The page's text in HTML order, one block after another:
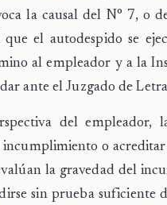
la causal del N° 7, o
que el autodespido se
al empleador y a la
ante el Juzgado de
del empleador,
o acreditar
la gravedad del
sin prueba